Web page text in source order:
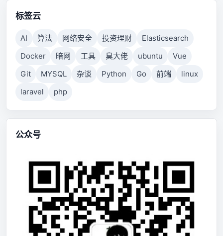
标签云
AI 算法 网络安全 投资理财
Elasticsearch
Docker
暗网 工具 臭大佬 ubuntu
Vue
Git
MYSQL 杂谈 Python Go 前端
linux
laravel
php
公众号